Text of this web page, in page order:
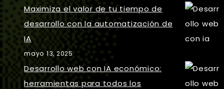
Maximiza el valor de tu tiempo de
desarrollo con la automatización de
IA
mayo 13, 2025
Desarrollo web con IA económico:
herramientas para todos los